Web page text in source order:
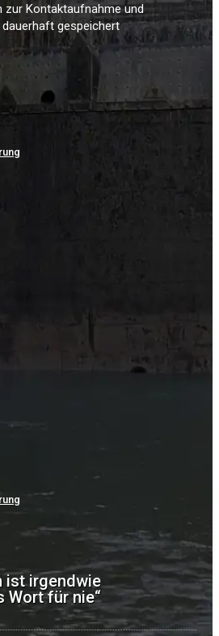
zur Kontaktaufnahme und
gespeichert
ist irgendwie
Wort für nie“